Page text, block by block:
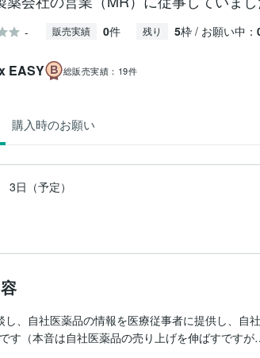
- 販売実績 0件 残り 5枠 / お願い中：
EASY 総販売実績： 19件
購入時のお願い
3日（予定）
し、自社医薬品の情報を医療従事者に提供し、自
す（本音は自社医薬品の売り上げを伸ばすですが